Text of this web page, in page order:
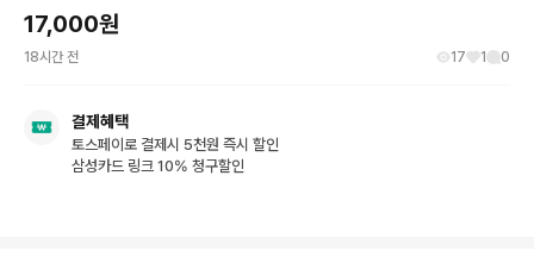
17,000원
18시간 전 17 1 0
결제혜택
토스페이로 결제시 5천원 즉시 할인
삼성카드 링크 10% 청구할인